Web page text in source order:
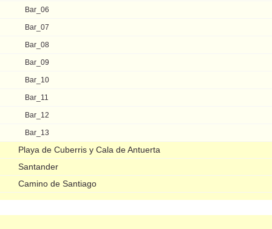
Bar_06
Bar_07
Bar_08
Bar_09
Bar_10
Bar_11
Bar_12
Bar_13
Playa de Cuberris y Cala de Antuerta
Santander
Camino de Santiago